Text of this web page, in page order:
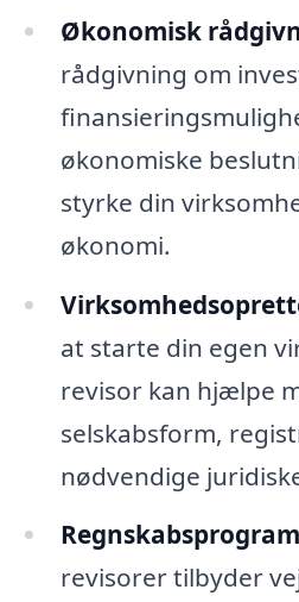
Økonomisk
rådgivning om
økonomiske
styrke din
økonomi.
at starte din egen
revisor kan hjælpe
selskabsform,
nødvendige
revisorer tilbyder